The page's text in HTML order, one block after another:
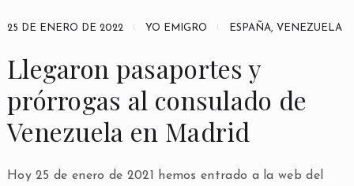
25 DE ENERO DE 2022 YO EMIGRO ESPAÑA, VENEZUELA
Llegaron pasaportes y
prórrogas al consulado de
Venezuela en Madrid
Hoy 25 de enero de 2021 hemos entrado a la web del